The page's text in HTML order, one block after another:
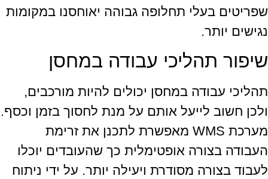
שפריטים בעלי תחלופה גבוהה יאוחסנו במקומות
נגישים יותר.
שיפור תהליכי עבודה במחסן
תהליכי עבודה במחסן יכולים להיות מורכבים,
ולכן חשוב לייעל אותם על מנת לחסוך בזמן וכסף.
מערכת WMS מאפשרת לתכנן את זרימת
העבודה בצורה אופטימלית כך שהעובדים יוכלו
לעבוד בצורה מסודרת ויעילה יותר. על ידי ניתוח